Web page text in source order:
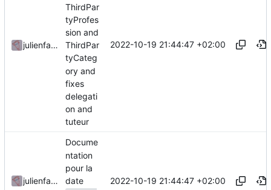
julienfastre
ThirdPar
tyProfes
sion and
ThirdPar
tyCateg
ory and
fixes
delegati
on and
tuteur
2022-10-19 21:44:47 +02:00
julienfastre
Docume
ntation
pour la
date
2022-10-19 21:44:47 +02:00